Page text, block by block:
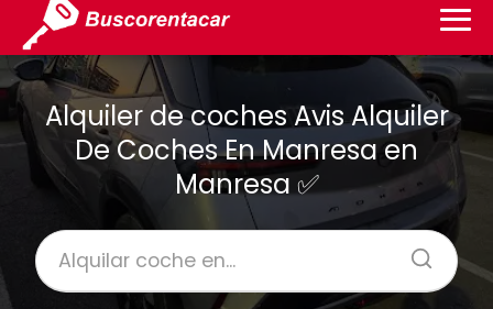
Alquiler de coches Avis Alquiler
De Coches En Manresa en
Manresa ✅